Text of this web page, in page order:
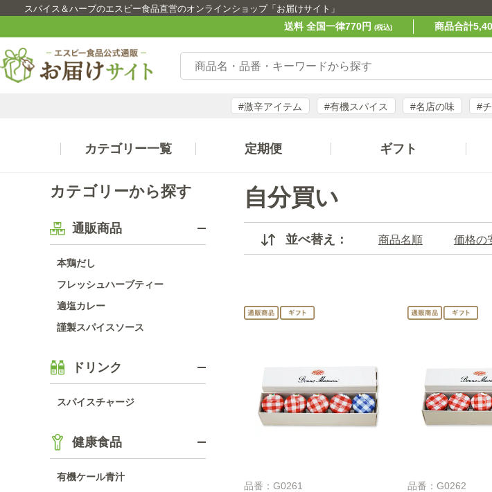
スパイス＆ハーブのエスビー食品直営のオンラインショップ「お届けサイト」
送料 全国一律770円 (税込) 商品合計
#激辛アイテム #有機スパイス #名店の味 #
カテゴリー一覧 定期便 ギフト
カテゴリーから探す
通販商品
本鶏だし
フレッシュハーブティー
適塩カレー
謹製スパイスソース
ドリンク
スパイスチャージ
健康食品
有機ケール青汁
自分買い
並べ替え： 商品名順 価格の
品番：G0261 品番：G0262